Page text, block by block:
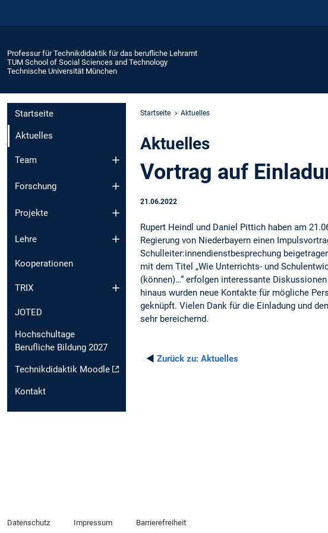
Professur für Technikdidaktik für das berufliche Lehramt
TUM School of Social Sciences and Technology
Technische Universität München
Startseite
Aktuelles
Team
Forschung
Projekte
Lehre
Kooperationen
TRIX
JOTED
Hochschultage
Berufliche Bildung 2027
Technikdidaktik Moodle
Kontakt
Startseite Aktuelles
Aktuelles
Vortrag auf
21.06.2022
Rupert Heindl und Daniel Pittich haben am
Regierung von Niederbayern einen
Schulleiter:innendienstbesprechung
mit dem Titel „Wie Unterrichts- und
(können)…“ erfolgen interessante
hinaus wurden neue Kontakte für mögliche
geknüpft. Vielen Dank für die Einladung und
sehr bereichernd.
◄ Zurück zu: Aktuelles
Datenschutz Impressum Barrierefreiheit